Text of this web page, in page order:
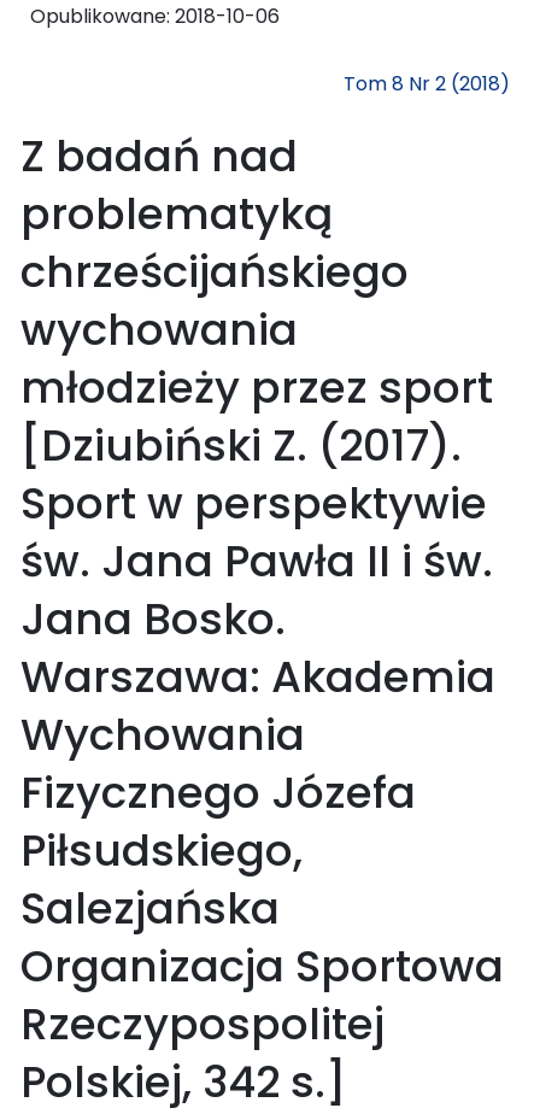
Opublikowane: 2018-10-06
Tom 8 Nr 2 (2018)
Z badań nad
problematyką
chrześcijańskiego
wychowania
młodzieży przez sport
[Dziubiński Z. (2017).
Sport w perspektywie
św. Jana Pawła II i św.
Jana Bosko.
Warszawa: Akademia
Wychowania
Fizycznego Józefa
Piłsudskiego,
Salezjańska
Organizacja Sportowa
Rzeczypospolitej
Polskiej, 342 s.]